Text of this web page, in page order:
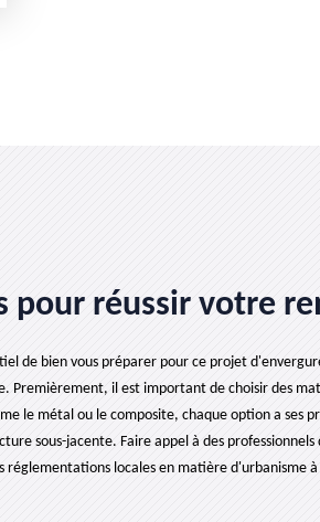
pour réussir votre
de bien vous préparer pour ce projet
il est important de choisir des
le métal ou le composite, chaque option a ses
sous-jacente. Faire appel à des
locales en matière d'urbanisme